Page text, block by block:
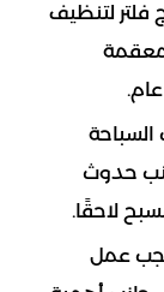
فلتر لتنظيف
حدوث
لاحقًا.
يجب عمل